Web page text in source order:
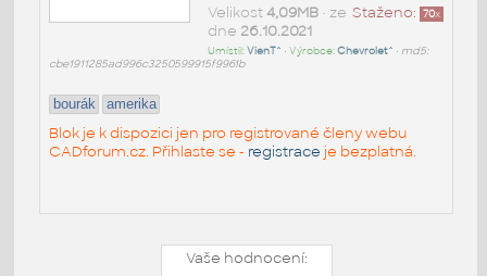
Staženo: 70x
Velikost 4,09MB• ze
dne 26.10.2021
Umístil:VienT^ • Výrobce:Chevrolet^ • md5:
cbe1911285ad996c3250599915f9961b
bourák amerika
Blok je k dispozici jen pro registrované členy webu
CADforum.cz. Přihlaste se - registrace je bezplatná.
Vaše hodnocení: